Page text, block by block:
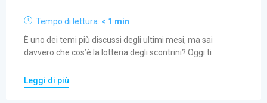
Tempo di lettura: < 1 min
È uno dei temi più discussi degli ultimi mesi, ma sai
davvero che cos’è la lotteria degli scontrini? Oggi ti
Leggi di più